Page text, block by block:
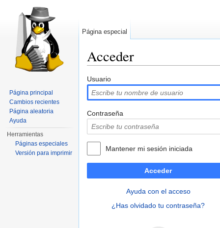
Acceder
Usuario
Contraseña
Mantener mi sesión iniciada
Acceder
Ayuda con el acceso
¿Has olvidado tu contraseña?
Página especial
Página principal
Cambios recientes
Página aleatoria
Ayuda
Herramientas
Páginas especiales
Versión para imprimir